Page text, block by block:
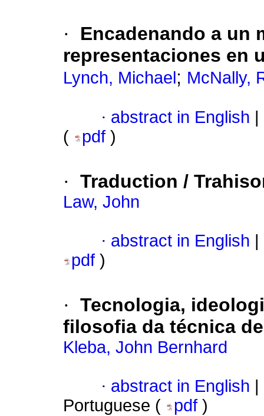
·
Encadenando a un
representaciones en
Lynch, Michael ; McNally,
· abstract in English
(
pdf )
· Traduction /
Law, John
· abstract in English
pdf )
· Tecnologia,
filosofia da técnica
Kleba, John Bernhard
· abstract in English
Portuguese (
pdf )